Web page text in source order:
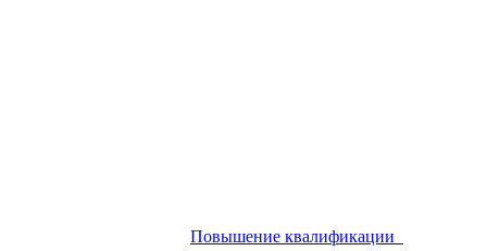
Повышение квалификации